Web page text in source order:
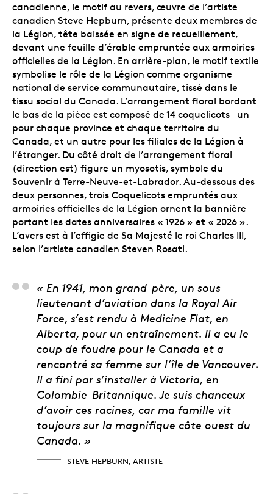
canadienne, le motif au revers, œuvre de l’artiste
canadien Steve Hepburn, présente deux membres de
la Légion, tête baissée en signe de recueillement,
devant une feuille d’érable empruntée aux armoiries
officielles de la Légion. En arrière-plan, le motif textile
symbolise le rôle de la Légion comme organisme
national de service communautaire, tissé dans le
tissu social du Canada. L’arrangement floral bordant
le bas de la pièce est composé de 14 coquelicots – un
pour chaque province et chaque territoire du
Canada, et un autre pour les filiales de la Légion à
l’étranger. Du côté droit de l’arrangement floral
(direction est) figure un myosotis, symbole du
Souvenir à Terre-Neuve-et-Labrador. Au-dessous des
deux personnes, trois Coquelicots empruntés aux
armoiries officielles de la Légion ornent la bannière
portant les dates anniversaires « 1926 » et « 2026 ».
L’avers est à l’effigie de Sa Majesté le roi Charles III,
selon l’artiste canadien Steven Rosati.
Steve Hepburn,
« En 1941, mon grand-père, un sous-
lieutenant d’aviation dans la Royal Air
Force, s’est rendu à Medicine Flat, en
Alberta, pour un entraînement. Il a eu le
coup de foudre pour le Canada et a
rencontré sa femme sur l’île de Vancouver.
Il a fini par s’installer à Victoria, en
Colombie-Britannique. Je suis chanceux
d’avoir ces racines, car ma famille vit
toujours sur la magnifique côte ouest du
Canada. »
STEVE HEPBURN, ARTISTE